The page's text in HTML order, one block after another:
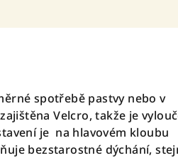
spotřebě pastvy nebo v
Velcro, takže je
je na hlavovém kloubu
bezstarostné dýchání,